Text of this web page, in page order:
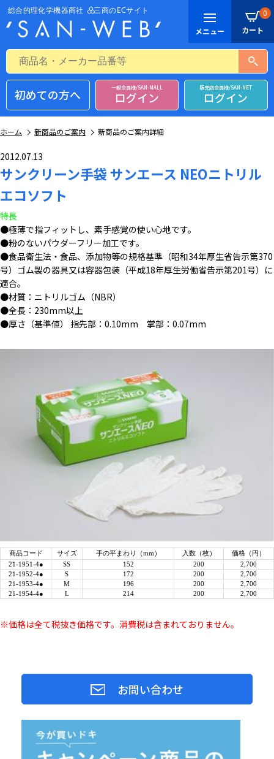
0
初めての方へ 一般会員様/SAN-MALL
ログイン
販売店会員様/SAN-NET
ログイン
ホーム 新商品のご案内 新商品のご案内詳細
2012.07.13
サンクリーン手袋 サンエース NEOニトリル
エコソフト
特長
●極薄で指フィットし、素手感覚の使い心地です。
●粉のないパウダーフリー加工です。
●食品衛生法・食品、添加物等の規格基準（昭和34年厚生省告示第370
号）ゴム製の器具又は容器包装（平成18年厚生労働省告示第201号）に
適合。
●材質：ニトリルゴム（NBR）
●全長：230mm以上
●厚さ（基準値） 指先部：0.10mm 掌部：0.07mm
商品コード サイズ 手の平まわり（mm） 入数（枚）
価格（円）
21-1951-4●
SS 152 200
2,700
21-1952-4●
S 172 200
2,700
21-1953-4●
M 196 200
2,700
21-1954-4●
L 214 200 2,700
※価格は全て税抜き価格です。消費税は含まれておりません。
お問い合わせ